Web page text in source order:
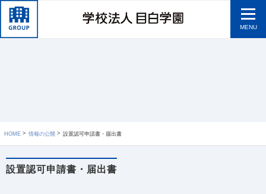
MENU
HOME 情報の公開 設置認可申請書・届出書
設置認可申請書・届出書